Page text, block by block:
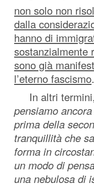
non solo non
dalla
hanno di
sostanzialmente
sono già
l’eterno fascismo.
In altri termini,
pensiamo
prima della
tranquillità che
forma in
un modo di
una nebulosa di